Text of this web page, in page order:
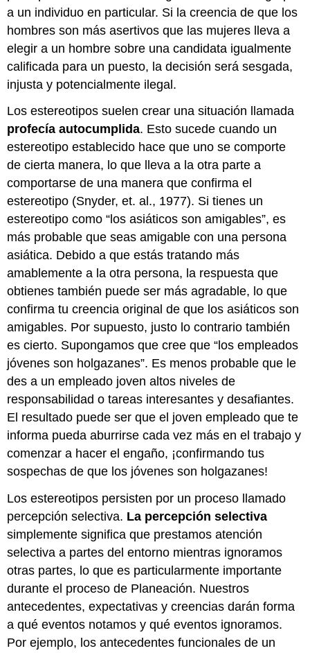
a un individuo en particular. Si la creencia de que los
hombres son más asertivos que las mujeres lleva a
elegir a un hombre sobre una candidata igualmente
calificada para un puesto, la decisión será sesgada,
injusta y potencialmente ilegal.
Los estereotipos suelen crear una situación llamada
profecía autocumplida. Esto sucede cuando un
estereotipo establecido hace que uno se comporte
de cierta manera, lo que lleva a la otra parte a
comportarse de una manera que confirma el
estereotipo (Snyder, et. al., 1977). Si tienes un
estereotipo como “los asiáticos son amigables”, es
más probable que seas amigable con una persona
asiática. Debido a que estás tratando más
amablemente a la otra persona, la respuesta que
obtienes también puede ser más agradable, lo que
confirma tu creencia original de que los asiáticos son
amigables. Por supuesto, justo lo contrario también
es cierto. Supongamos que cree que “los empleados
jóvenes son holgazanes”. Es menos probable que le
des a un empleado joven altos niveles de
responsabilidad o tareas interesantes y desafiantes.
El resultado puede ser que el joven empleado que te
informa pueda aburrirse cada vez más en el trabajo y
comenzar a hacer el engaño, ¡confirmando tus
sospechas de que los jóvenes son holgazanes!
Los estereotipos persisten por un proceso llamado
percepción selectiva. La percepción selectiva
simplemente significa que prestamos atención
selectiva a partes del entorno mientras ignoramos
otras partes, lo que es particularmente importante
durante el proceso de Planeación. Nuestros
antecedentes, expectativas y creencias darán forma
a qué eventos notamos y qué eventos ignoramos.
Por ejemplo, los antecedentes funcionales de un